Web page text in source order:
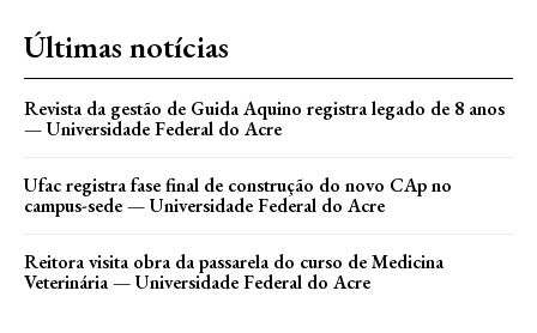
Últimas notícias
Revista da gestão de Guida Aquino registra legado de 8 anos
— Universidade Federal do Acre
Ufac registra fase final de construção do novo CAp no
campus-sede — Universidade Federal do Acre
Reitora visita obra da passarela do curso de Medicina
Veterinária — Universidade Federal do Acre